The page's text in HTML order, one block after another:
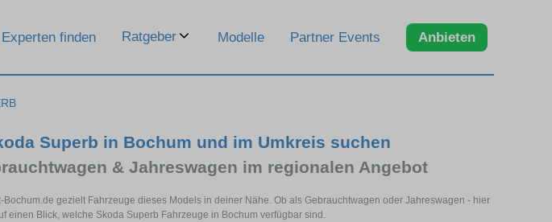
Experten finden Ratgeber Modelle Partner Events Anbieten
Superb in Bochum und im Umkreis suchen
& Jahreswagen im regionalen Angebot
gezielt Fahrzeuge dieses Models in deiner Nähe. Ob als Gebrauchtwagen oder Jahreswagen - hier
einen Blick, welche Skoda Superb Fahrzeuge in Bochum verfügbar sind.